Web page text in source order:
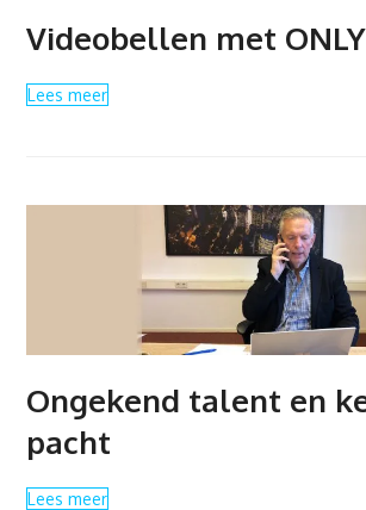
Videobellen met
Lees meer
Ongekend talent en
pacht
Lees meer